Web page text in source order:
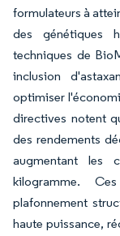
formulateurs à
des génétiques
techniques de
inclusion
optimiser
directives notent
des rendements
augmentant les
kilogramme.
plafonnement
haute puissance,